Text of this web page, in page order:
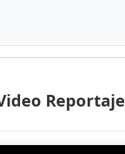
Reportaje